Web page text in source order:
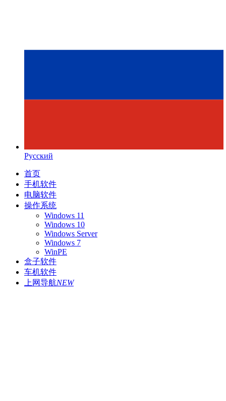
Русский
首页
手机软件
电脑软件
操作系统
Windows 11
Windows 10
Windows Server
Windows 7
WinPE
盒子软件
车机软件
上网导航NEW